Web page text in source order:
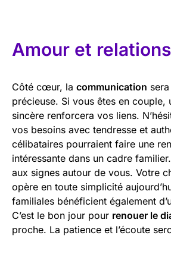
Amour et relations
Côté cœur, la communication
précieuse. Si vous êtes en couple,
sincère renforcera vos liens.
vos besoins avec tendresse et
célibataires pourraient faire une
intéressante dans un cadre
aux signes autour de vous. Votre
opère en toute simplicité
familiales bénéficient également
C’est le bon jour pour renouer le
proche. La patience et l’écoute